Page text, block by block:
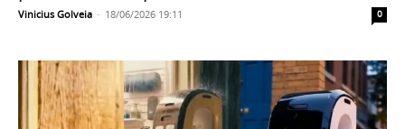
Vinicius Golveia - 18/06/2026 19:11 0